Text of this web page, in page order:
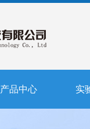
产品中心 实